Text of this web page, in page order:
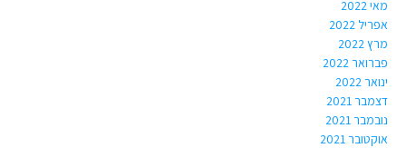
מאי 2022
אפריל 2022
מרץ 2022
פברואר 2022
ינואר 2022
דצמבר 2021
נובמבר 2021
אוקטובר 2021